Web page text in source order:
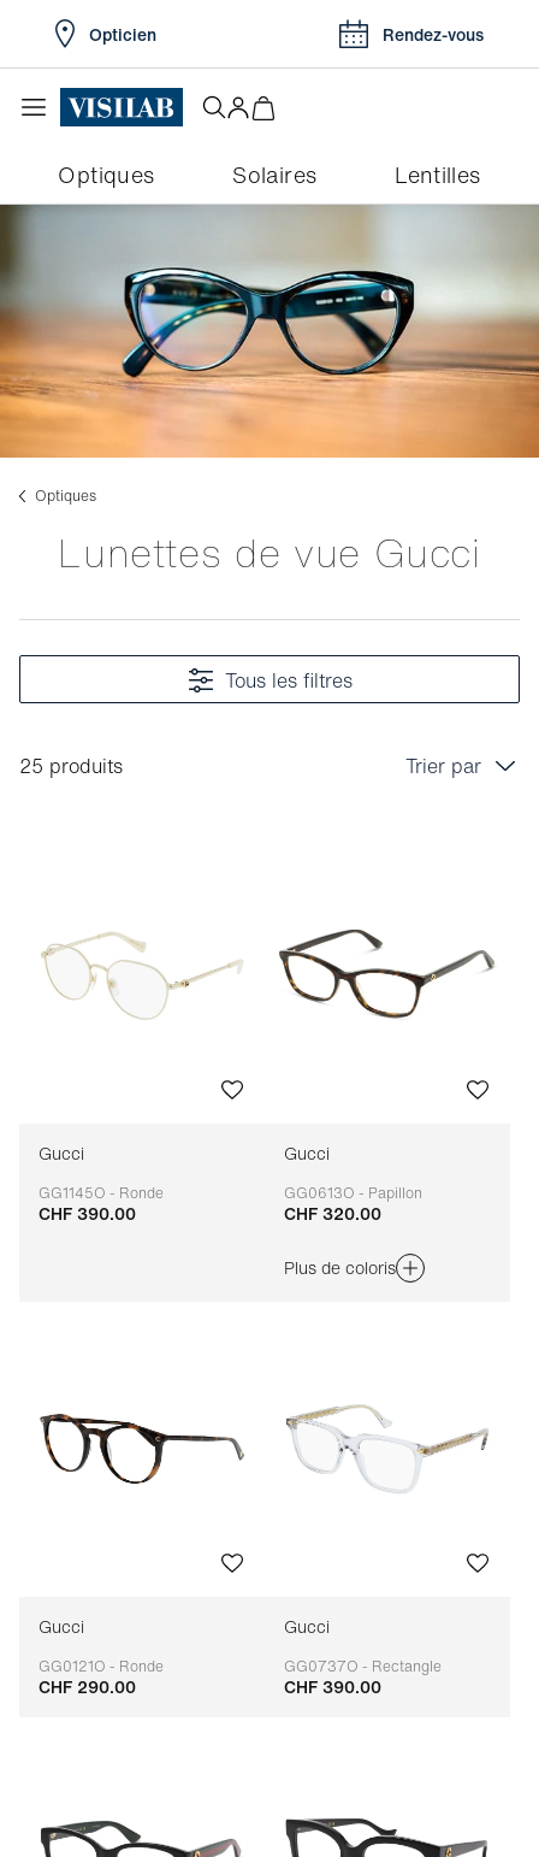
Opticien Rendez-vous
Optiques Solaires Lentilles
Optiques
Lunettes de vue Gucci
Tous les filtres
25 produits
Trier par
Tri marque A-Z
Tri marque Z-A
Gucci
GG1145O - Ronde
Adaptable
CHF 390.00
Gucci
GG0613O - Papillon
Adaptable
CHF 320.00
Plus de coloris
Gucci
GG0121O - Ronde
Adaptable
CHF 290.00
Gucci
GG0737O - Rectangle
Adaptable
CHF 390.00